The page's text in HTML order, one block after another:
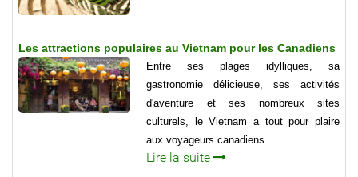
Les attractions populaires au Vietnam pour les Canadiens
Entre ses plages idylliques, sa
gastronomie délicieuse, ses activités
d'aventure et ses nombreux sites
culturels, le Vietnam a tout pour plaire
aux voyageurs canadiens
Lire la suite